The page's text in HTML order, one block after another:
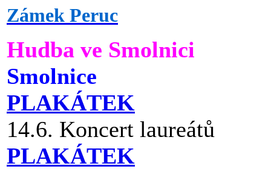
Zámek Peruc
Hudba ve Smolnici
Smolnice
PLAKÁTEK
14.6. Koncert laureátů
PLAKÁTEK